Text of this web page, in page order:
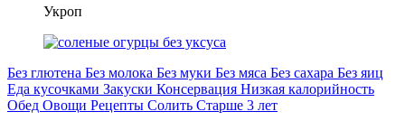
Укроп
Без глютена Без молока Без муки Без мяса Без сахара Без яиц
Еда кусочками Закуски Консервация Низкая калорийность
Обед Овощи Рецепты Солить Старше 3 лет